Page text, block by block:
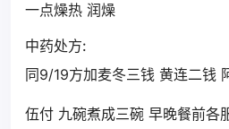
一点燥热 润燥
中药处方:
同9/19方加麦冬三钱 黄连二钱
伍付 九碗煮成三碗 早晚餐前各